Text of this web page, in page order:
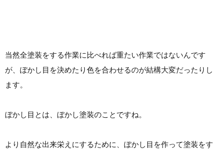
当然全塗装をする作業に比べれば重たい作業ではないんです
が、ぼかし目を決めたり色を合わせるのが結構大変だったりし
ます。
ぼかし目とは、ぼかし塗装のことですね。
より自然な出来栄えにするために、ぼかし目を作って塗装をす